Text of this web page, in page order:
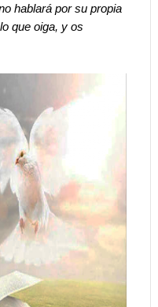
hablará por su propia
que oiga, y os